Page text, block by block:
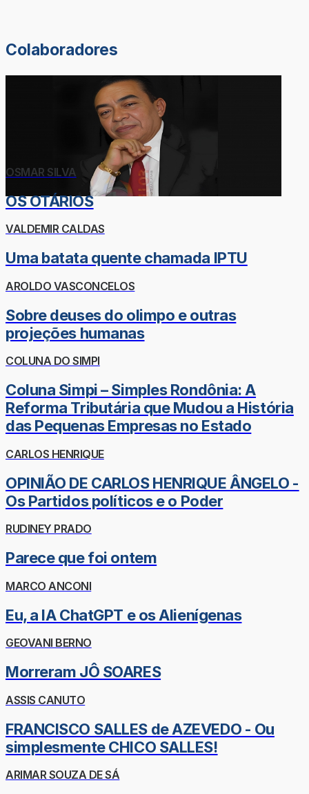
Colaboradores
OSMAR SILVA
OS OTÁRIOS
VALDEMIR CALDAS
Uma batata quente chamada IPTU
AROLDO VASCONCELOS
Sobre deuses do olimpo e outras
projeções humanas
COLUNA DO SIMPI
Coluna Simpi – Simples Rondônia: A
Reforma Tributária que Mudou a História
das Pequenas Empresas no Estado
CARLOS HENRIQUE
OPINIÃO DE CARLOS HENRIQUE ÂNGELO -
Os Partidos políticos e o Poder
RUDINEY PRADO
Parece que foi ontem
MARCO ANCONI
Eu, a IA ChatGPT e os Alienígenas
GEOVANI BERNO
Morreram JÔ SOARES
ASSIS CANUTO
FRANCISCO SALLES de AZEVEDO - Ou
simplesmente CHICO SALLES!
ARIMAR SOUZA DE SÁ